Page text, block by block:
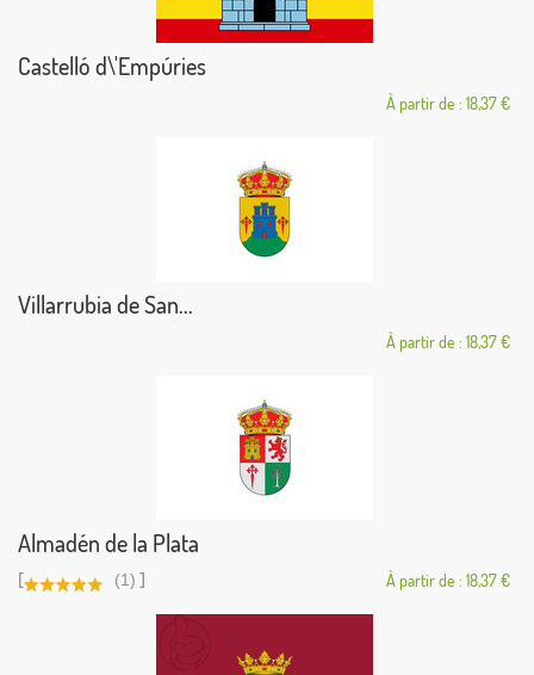
Castelló d\'Empúries
À partir de : 18,37 €
Villarrubia de San...
À partir de : 18,37 €
Almadén de la Plata
[ (1) ] À partir de : 18,37 €